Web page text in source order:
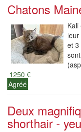
Chatons
et 3
1250 €
Agréé
Deux
shorthair -